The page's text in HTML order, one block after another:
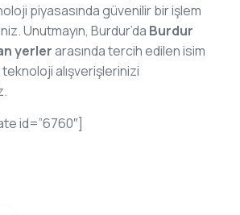
piyasasında güvenilir bir işlem
Unutmayın, Burdur’da Burdur
yerlerarasında tercih edilen isim
alışverişlerinizi
id=”6760″]